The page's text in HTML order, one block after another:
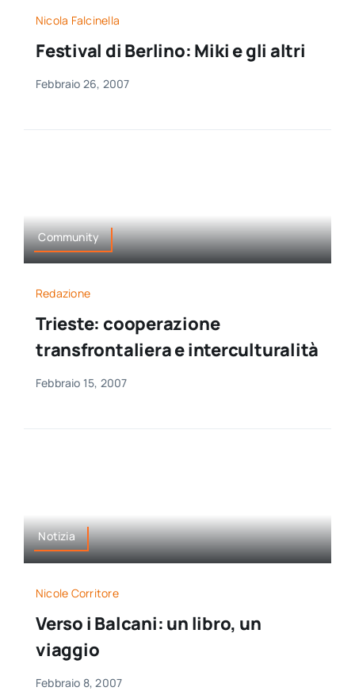
Nicola Falcinella
Festival di Berlino: Miki e gli altri
Febbraio 26, 2007
Community
Redazione
Trieste: cooperazione
transfrontaliera e interculturalità
Febbraio 15, 2007
Notizia
Nicole Corritore
Verso i Balcani: un libro, un
viaggio
Febbraio 8, 2007